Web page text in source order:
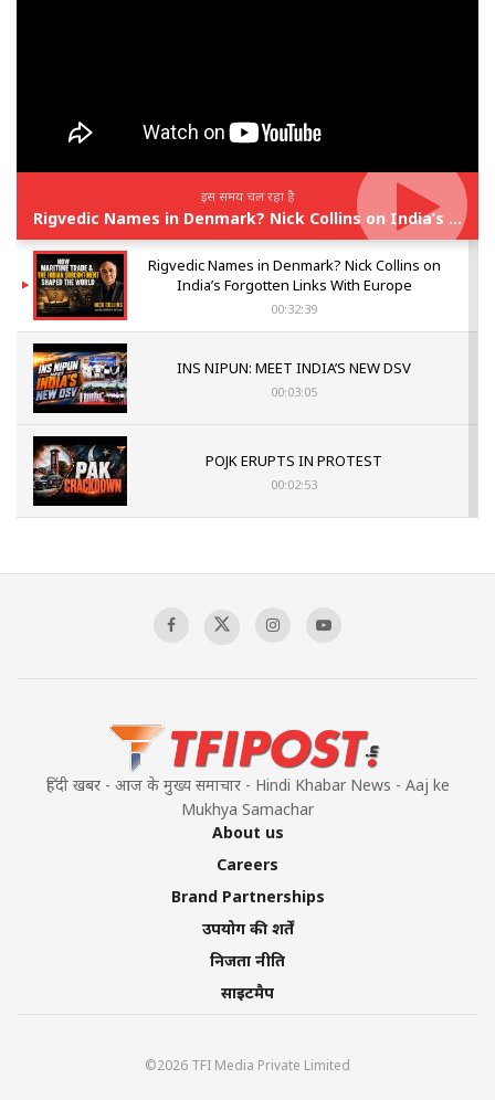
इस समय चल रहा है
Rigvedic Names in Denmark? Nick Collins on India’s Forgotten Links With Europe
Rigvedic Names in Denmark? Nick Collins on
India’s Forgotten Links With Europe
00:32:39
INS NIPUN: MEET INDIA’S NEW DSV
00:03:05
POJK ERUPTS IN PROTEST
00:02:53
Sagar
हिंदी खबर - आज के मुख्य समाचार - Hindi Khabar News - Aaj ke
Mukhya Samachar
About us
Careers
Brand Partnerships
उपयोग की शर्तें
निजता नीति
साइटमैप
©2026 TFI Media Private Limited